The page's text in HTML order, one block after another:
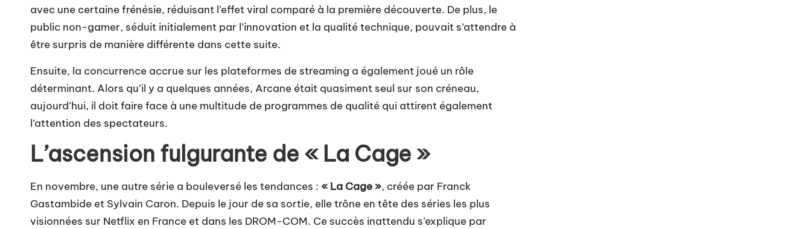
avec une certaine frénésie, réduisant l’effet viral comparé à la première découverte. De plus, le
public non-gamer, séduit initialement par l’innovation et la qualité technique, pouvait s’attendre à
être surpris de manière différente dans cette suite.
Ensuite, la concurrence accrue sur les plateformes de streaming a également joué un rôle
déterminant. Alors qu’il y a quelques années, Arcane était quasiment seul sur son créneau,
aujourd’hui, il doit faire face à une multitude de programmes de qualité qui attirent également
l’attention des spectateurs.
L’ascension fulgurante de « La Cage »
En novembre, une autre série a bouleversé les tendances : « La Cage », créée par Franck
Gastambide et Sylvain Caron. Depuis le jour de sa sortie, elle trône en tête des séries les plus
visionnées sur Netflix en France et dans les DROM-COM. Ce succès inattendu s’explique par